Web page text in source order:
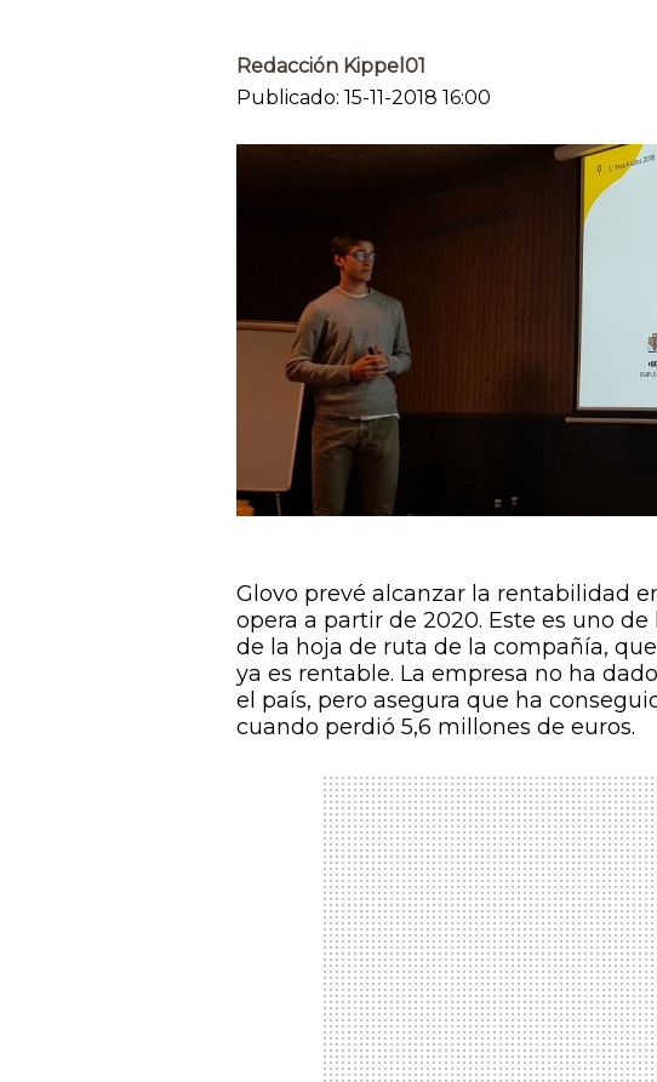
Redacción Kippel01
Publicado: 15-11-2018 16:00
Glovo prevé alcanzar la rentabilidad
opera a partir de 2020. Este es uno
de la hoja de ruta de la compañía,
ya es rentable. La empresa no ha
el país, pero asegura que ha
cuando perdió 5,6 millones de euros.